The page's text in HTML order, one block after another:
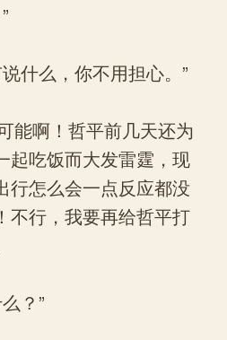
什么，你不用担心。”
能啊！哲平前几天还为
起吃饭而大发雷霆，现
行怎么会一点反应都没
不行，我要再给哲平打
？”